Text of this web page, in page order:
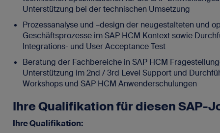
Unterstützung bei der technischen Umsetzung
Prozessanalyse und –design der neugestalteten und
Geschäftsprozesse im SAP HCM Kontext sowie
Integrations- und User Acceptance Test
Beratung der Fachbereiche in SAP HCM
Unterstützung im 2nd / 3rd Level Support und
Workshops und SAP HCM Anwenderschulungen
Ihre Qualifikation für diesen SAP-
Ihre Qualifikation: